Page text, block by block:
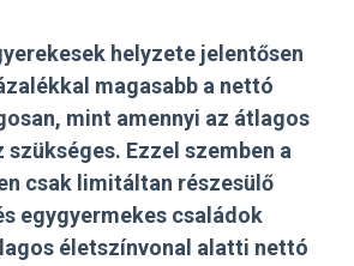
helyzete jelentősen
magasabb a nettó
mint amennyi az átlagos
Ezzel szemben a
csak limitáltan részesülő
egygyermekes családok
életszínvonal alatti nettó